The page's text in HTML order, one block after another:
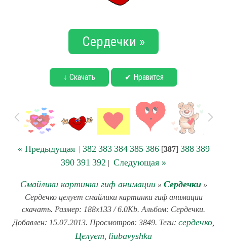
Сердечки »
↓ Скачать ✔ Нравится
« Предыдущая| 382 383 384 385 386[387] 388 389
390 391 392 | Следующая »
Смайлики картинки гиф анимации» Сердечки»
Сердечко целует смайлики картинки гиф анимации
скачать. Размер: 188x133 / 6.0Kb. Альбом: Сердечки.
Добавлен: 15.07.2013. Просмотров: 3849. Теги: сердечко
Целует liubavyshka